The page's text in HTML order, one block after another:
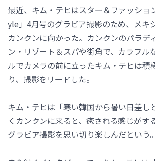
最近、キム・テヒはスター＆ファッショ
yle」4月号のグラビア撮影のため、メキ
カンクンに向かった。カンクンのパラデ
ン・リゾート＆スパや街角で、カラフル
ルでカメラの前に立ったキム・テヒは積
り、撮影をリードした。
キム・テヒは「寒い韓国から暑い日差し
くカンクンに来ると、癒される感じがす
グラビア撮影を思い切り楽しんだという。